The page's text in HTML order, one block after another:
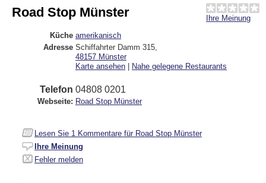
Ihre Meinung
Road Stop Münster
Küche amerikanisch
Adresse Schiffahrter Damm 315
48157 Münster
Karte ansehen | Nahe gelegene Restaurants
Telefon 04808 0201
Webseite: Road Stop Münster
Lesen Sie 1 Kommentare für Road Stop Münster
Ihre Meinung
Fehler melden